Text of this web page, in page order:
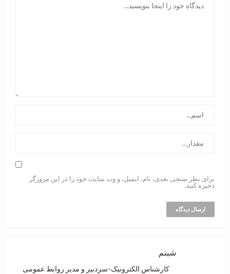
برای نظر سنجی بعدی، نام، ایمیل، و وب سایت خود را در این مرورگر
ذخیره کنید.
شبنم
کارشناس الکترونیک-سردبیر و مدیر روابط عمومی